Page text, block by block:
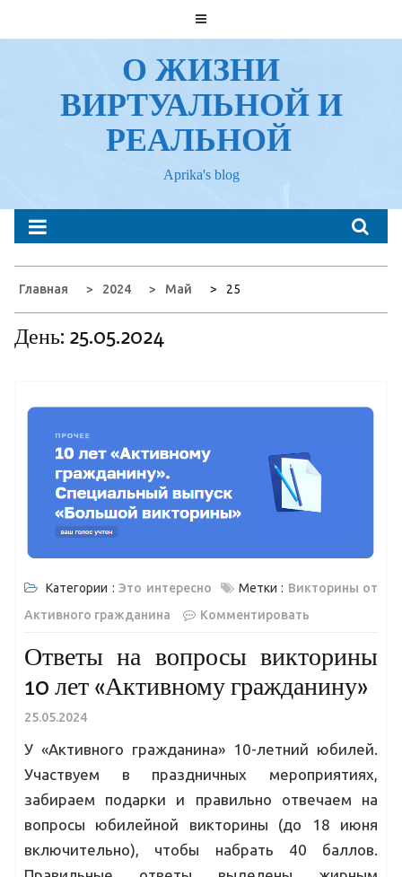
О ЖИЗНИ
ВИРТУАЛЬНОЙ И
РЕАЛЬНОЙ
Aprika's blog
Главная 2024 Май 25
День: 25.05.2024
Категории :Это интересно Метки : Викторины от
Активного гражданина
Комментировать
Ответы на вопросы викторины
10 лет «Активному гражданину»
25.05.2024
У «Активного гражданина» 10-летний юбилей.
Участвуем в праздничных мероприятиях,
забираем подарки и правильно отвечаем на
вопросы юбилейной викторины (до 18 июня
включительно), чтобы набрать 40 баллов.